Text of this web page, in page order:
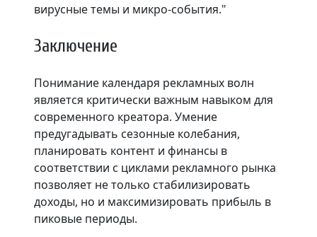
вирусные темы и микро-события."
Заключение
Понимание календаря рекламных волн
является критически важным навыком для
современного креатора. Умение
предугадывать сезонные колебания,
планировать контент и финансы в
соответствии с циклами рекламного рынка
позволяет не только стабилизировать
доходы, но и максимизировать прибыль в
пиковые периоды.